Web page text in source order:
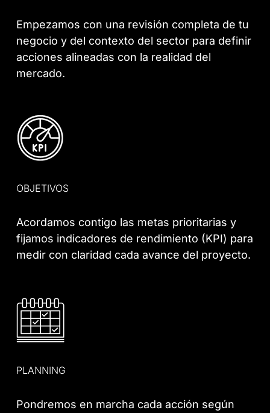
Empezamos con una revisión completa de tu
negocio y del contexto del sector para definir
acciones alineadas con la realidad del
mercado.
OBJETIVOS
Acordamos contigo las metas prioritarias y
fijamos indicadores de rendimiento (KPI) para
medir con claridad cada avance del proyecto.
PLANNING
Pondremos en marcha cada acción según